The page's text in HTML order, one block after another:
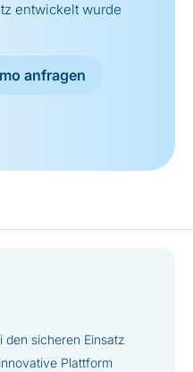
entwickelt wurde
anfragen
sicheren Einsatz
Plattform